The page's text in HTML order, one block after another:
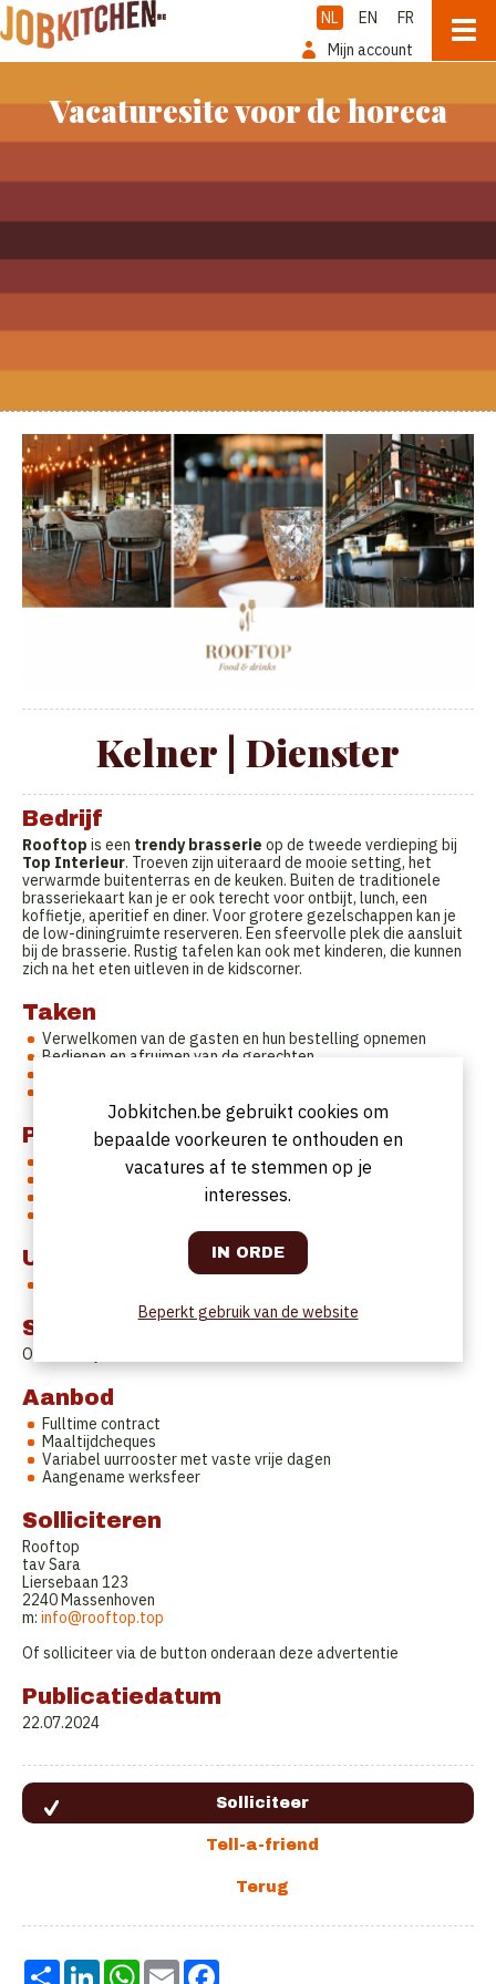
NL EN
FR
Mijn account
Vacaturesite voor de horeca
Kelner | Dienster
Bedrijf
Rooftop is een trendy brasserie op de tweede verdieping bij
Top Interieur. Troeven zijn uiteraard de mooie setting, het
verwarmde buitenterras en de keuken. Buiten de traditionele
brasseriekaart kan je er ook terecht voor ontbijt, lunch, een
koffietje, aperitief en diner. Voor grotere gezelschappen kan je
de low-diningruimte reserveren. Een sfeervolle plek die aansluit
bij de brasserie. Rustig tafelen kan ook met kinderen, die kunnen
zich na het eten uitleven in de kidscorner.
Taken
Verwelkomen van de gasten en hun bestelling opnemen
Bedienen en afruimen van de gerechten
Profiel
Je hebt ervaring in de sector
Je kan zelfstandig werken en hebt weinig aansturing nodig
Je bent stipt en we kunnen op je rekenen
Uurrooster
Startdatum
Onmiddellijk.
Aanbod
Fulltime contract
Maaltijdcheques
Variabel uurrooster met vaste vrije dagen
Aangename werksfeer
Solliciteren
Rooftop
tav Sara
Liersebaan 123
2240 Massenhoven
m: info@rooftop.top
Of solliciteer via de button onderaan deze advertentie
Publicatiedatum
22.07.2024
Share LinkedInWhatsApp
Email
Jobkitchen.be gebruikt cookies om
bepaalde voorkeuren te onthouden en
vacatures af te stemmen op je
interesses.
Beperkt gebruik van de website